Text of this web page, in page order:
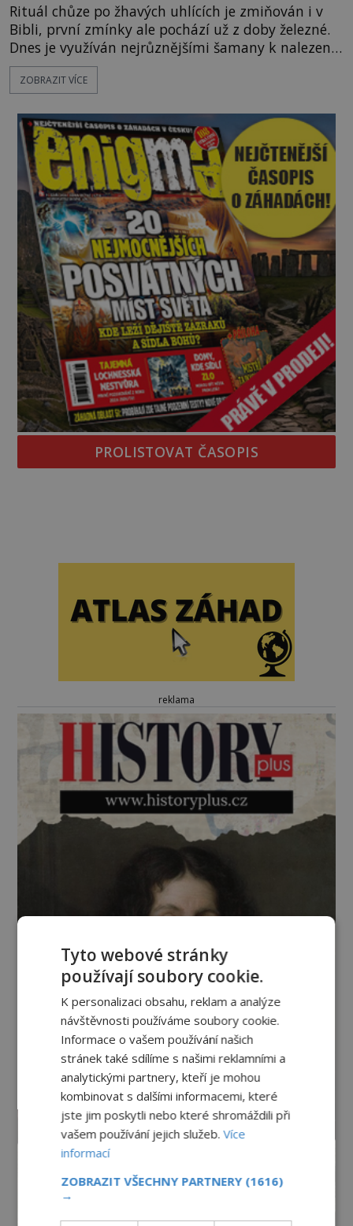
Rituál chůze po žhavých uhlících je zmiňován i v
Bibli, první zmínky ale pochází už z doby železné.
Dnes je využíván nejrůznějšími šamany k nalezení
spirituální síly či vnitřního klidu. Jak funguje a proč
si při něm člověk nepopálí nohy, což bylo
nadpřirozeného? Histori
ZOBRAZIT VÍCE
PROLISTOVAT ČASOPIS
reklama
Tyto webové stránky
používají soubory cookie.
K personalizaci obsahu, reklam a analýze
návštěvnosti používáme soubory cookie.
Informace o vašem používání našich
stránek také sdílíme s našimi reklamními a
analytickými partnery, kteří je mohou
kombinovat s dalšími informacemi, které
jste jim poskytli nebo které shromáždili při
vašem používání jejich služeb.Více
informací
ZOBRAZIT VŠECHNY PARTNERY (1616)
→